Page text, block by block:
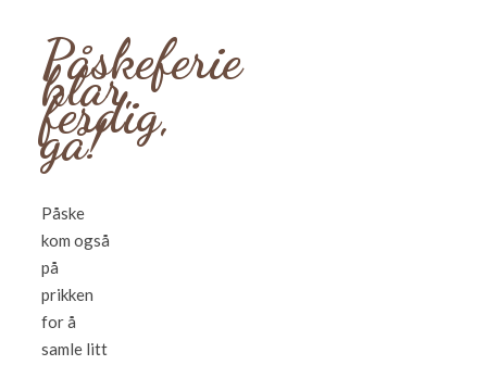
Påskeferie
klar,
ferdig,
gå!
Påske
kom også
på
prikken
for å
samle litt